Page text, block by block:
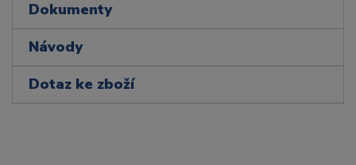
Dokumenty
Návody
Dotaz ke zboží